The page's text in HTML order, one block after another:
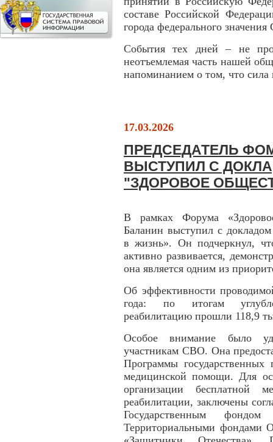
составе Российской
города федерального значения
События тех дней – не
неотъемлемая часть нашей
напоминанием о том, что
17.03.2026
ПРЕДСЕДАТЕЛЬ
ВЫСТУПИЛ С
"ЗДОРОВОЕ
В рамках Форума
Баланин выступил с
в жизнь». Он подчеркнул,
активно развивается,
она является одним из
Об эффективности
года: по итогам
реабилитацию прошли 118,9
Особое внимание было
участникам СВО. Она
Программы государственных
медицинской помощи. Для
организации
реабилитации, заключены
Государственным
Территориальными фондами